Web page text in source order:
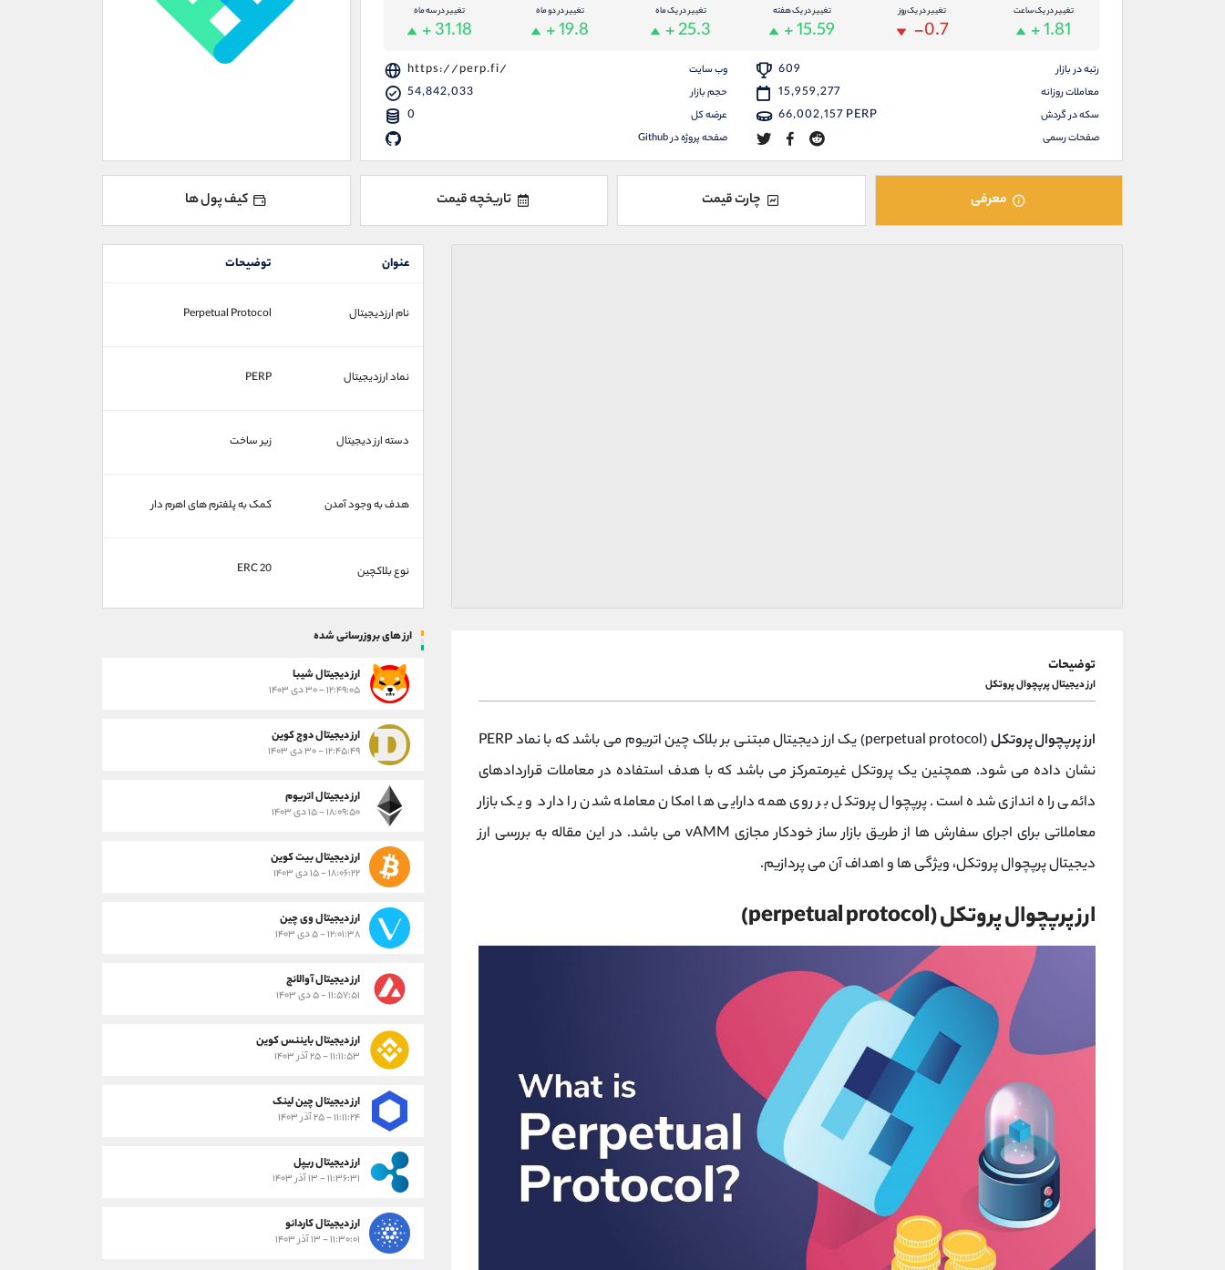
تغییر در یک ساعت
+ 1.81
تغییر در یک روز
-0.7
تغییر در یک هفته
+ 15.59
تغییر در یک ماه
+ 25.3
تغییر در دو ماه
+ 19.8
تغییر در سه ماه
+ 31.18
رتبه در بازار 609 وب سایت https://perp.fi/
معاملات روزانه 15,959,277 حجم بازار 54,842,033
سکه در گردش 66,002,157PERP عرضه کل 0
صفحات رسمی صفحه پروژه در Github
معرفی چارت قیمت تاریخچه قیمت کیف پول ها
عنوان توضیحات
نام ارزدیجیتال Perpetual Protocol
نماد ارزدیجیتال PERP
دسته ارز دیجیتال زیر ساخت
هدف به وجود آمدن کمک به پلفترم های اهرم دار
نوع بلاکچین ERC 20
توضیحات
ارز دیجیتال پرپچوال پروتکل
ارز پرپچوال پروتکل
(perpetual protocol) یک ارز دیجیتال مبتنی بر بلاک چین اتریوم می باشد که با نماد PERP
نشان داده می شود. همچنین یک پروتکل غیرمتمرکز می باشد که با هدف استفاده در معاملات قراردادهای
دائمی راه اندازی شده است. پرپچوال پروتکل بر روی همه دارایی ها امکان معامله شدن را دارد و یک بازار
معاملاتی برای اجرای سفارش ها از طریق بازار ساز خودکار مجازی vAMM می باشد. در این مقاله به بررسی ارز
دیجیتال پرپچوال پروتکل، ویژگی ها و اهداف آن می پردازیم.
ارز پرپچوال پروتکل (perpetual protocol)
ارز های بروزرسانی شده
ارز ديجيتال شیبا
۱۲:۴۹:۰۵ - ۳۰ دی ۱۴۰۳
ارز دیجیتال دوج کوین
۱۲:۴۵:۴۹ - ۳۰ دی ۱۴۰۳
ارز دیجیتال اتریوم
۱۸:۰۹:۵۰ - ۱۵ دی ۱۴۰۳
ارز دیجیتال بیت کوین
۱۸:۰۶:۲۲ - ۱۵ دی ۱۴۰۳
ارز دیجیتال وی چین
۱۲:۰۱:۳۸ - ۵ دی ۱۴۰۳
ارز دیجیتال آوالانچ
۱۱:۵۷:۵۱ - ۵ دی ۱۴۰۳
ارز دیجیتال بایننس کوین
۱۱:۱۱:۵۳ - ۲۵ آذر ۱۴۰۳
ارز دیجیتال چین لینک
۱۱:۱۱:۲۴ - ۲۵ آذر ۱۴۰۳
ارز دیجیتال ریپل
۱۱:۳۶:۳۱ - ۱۳ آذر ۱۴۰۳
ارز دیجیتال کاردانو
۱۱:۳۰:۰۱ - ۱۳ آذر ۱۴۰۳